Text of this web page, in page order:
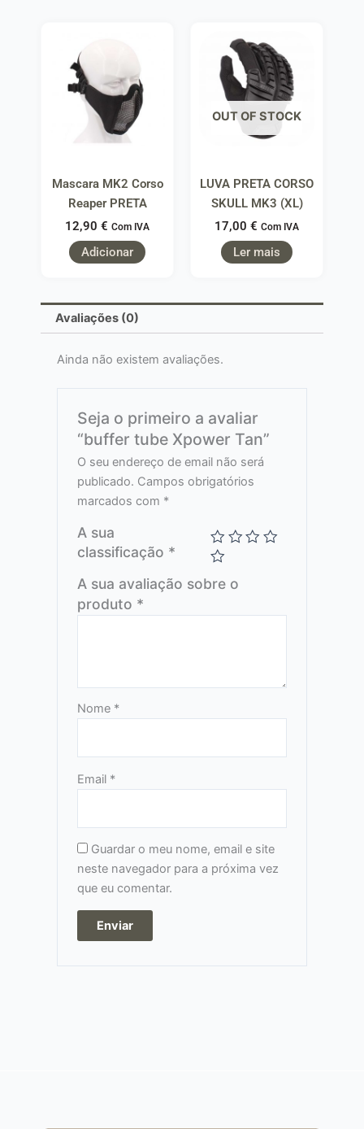
Mascara MK2 Corso
Reaper PRETA
12,90 € Com IVA
Adicionar
OUT OF STOCK
LUVA PRETA CORSO
SKULL MK3 (XL)
17,00 € Com IVA
Ler mais
Avaliações (0)
Ainda não existem avaliações.
Seja o primeiro a avaliar
“buffer tube Xpower Tan”
O seu endereço de email não será
publicado. Campos obrigatórios
marcados com *
A sua
classificação *
A sua avaliação sobre o
produto *
Nome *
Email *
Guardar o meu nome, email e site
neste navegador para a próxima vez
que eu comentar.